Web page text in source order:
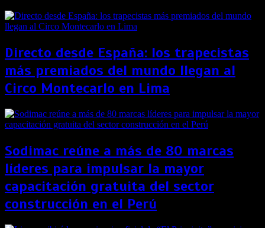
Directo desde España: los trapecistas
más premiados del mundo llegan al
Circo Montecarlo en Lima
Sodimac reúne a más de 80 marcas
líderes para impulsar la mayor
capacitación gratuita del sector
construcción en el Perú